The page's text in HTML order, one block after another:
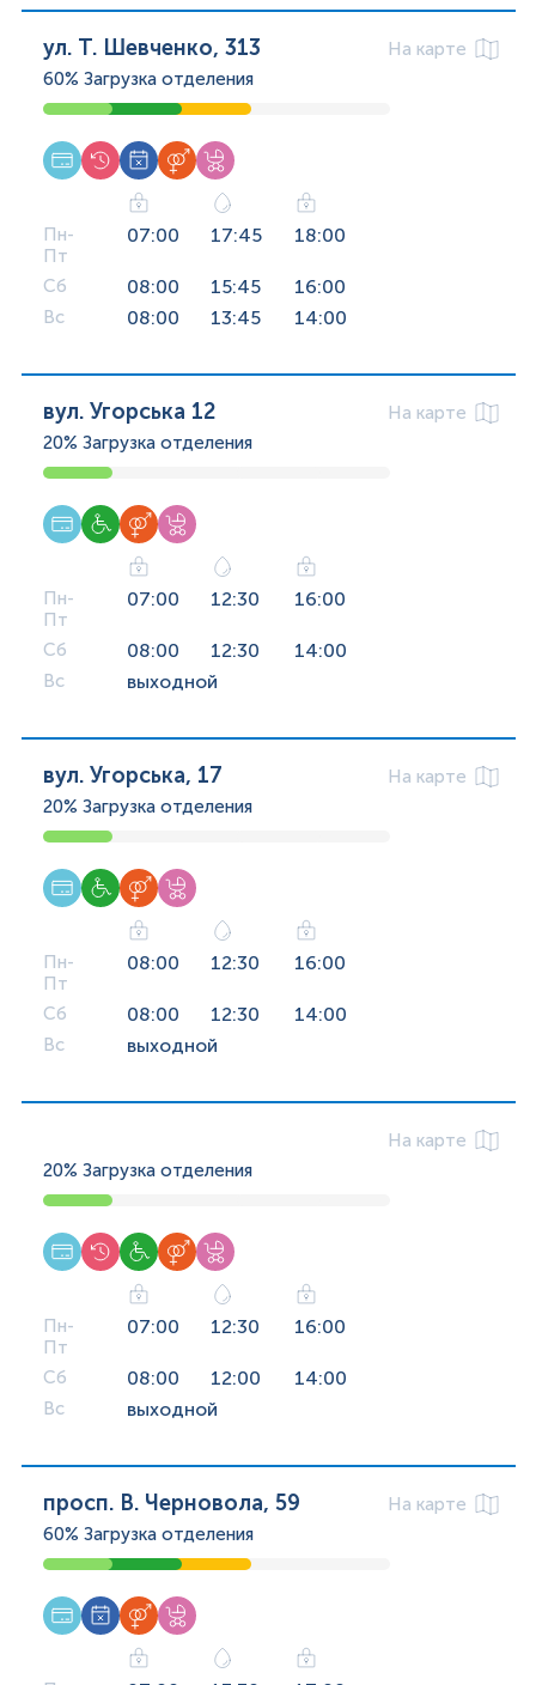
ул. Т. Шевченко, 313
На карте
60% Загрузка отделения
Пн-
Пт
07:00 17:45 18:00
Сб 08:00 15:45 16:00
Вс 08:00 13:45 14:00
вул. Угорська 12
На карте
20% Загрузка отделения
Пн-
Пт
07:00 12:30 16:00
Сб 08:00 12:30 14:00
Вс выходной
вул. Угорська, 17
На карте
20% Загрузка отделения
Пн-
Пт
08:00 12:30 16:00
Сб 08:00 12:30 14:00
Вс выходной
На карте
20% Загрузка отделения
Пн-
Пт
07:00 12:30 16:00
Сб 08:00 12:00 14:00
Вс выходной
просп. В. Черновола, 59
На карте
60% Загрузка отделения